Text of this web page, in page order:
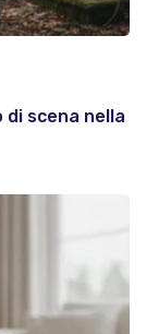
di scena nella